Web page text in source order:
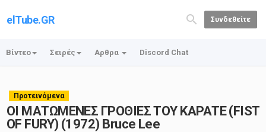
elTube.GR Συνδεθείτε
Βίντεο Σειρές Αρθρα Discord Chat
Προτεινόμενα
ΟΙ ΜΑΤΩΜΕΝΕΣ ΓΡΟΘΙΕΣ ΤΟΥ ΚΑΡΑΤΕ (FIST
OF FURY) (1972) Bruce Lee